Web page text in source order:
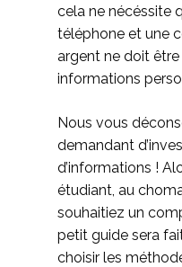
cela ne nécéssite
téléphone et une
argent ne doit
informations
Nous vous
demandant
d’informations !
étudiant, au
souhaitiez un
petit guide sera
choisir les